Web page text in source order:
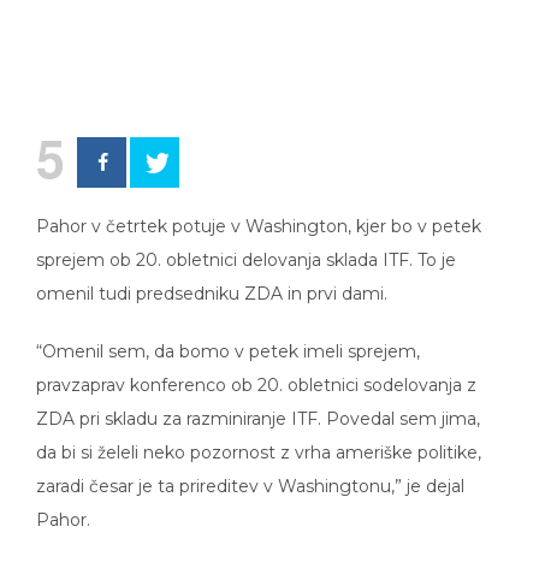
5
Pahor v četrtek potuje v Washington, kjer bo v petek
sprejem ob 20. obletnici delovanja sklada ITF. To je
omenil tudi predsedniku ZDA in prvi dami.
“Omenil sem, da bomo v petek imeli sprejem,
pravzaprav konferenco ob 20. obletnici sodelovanja z
ZDA pri skladu za razminiranje ITF. Povedal sem jima,
da bi si želeli neko pozornost z vrha ameriške politike,
zaradi česar je ta prireditev v Washingtonu,” je dejal
Pahor.